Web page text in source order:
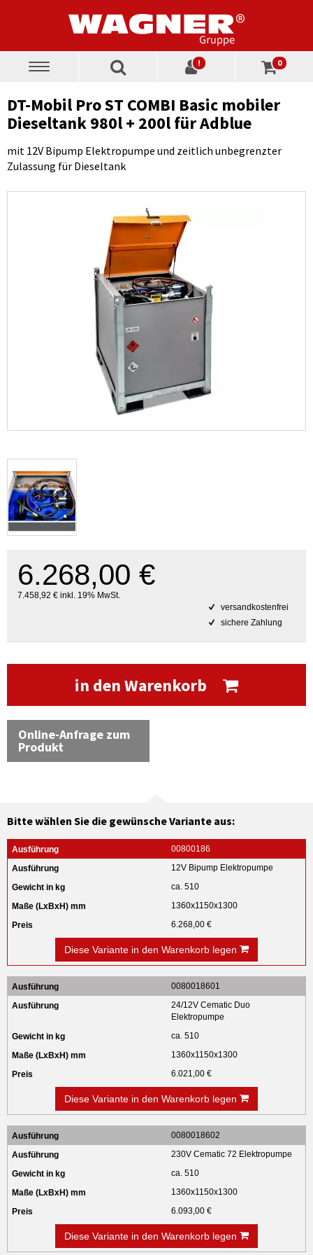
Toggle
! 0
DT-Mobil Pro ST COMBI Basic mobiler
Dieseltank 980l + 200l für Adblue
mit 12V Bipump Elektropumpe und zeitlich unbegrenzter
Zulassung für Dieseltank
6.268,00 €
7.458,92 € inkl. 19% MwSt.
versandkostenfrei
sichere Zahlung
in den Warenkorb
Online-Anfrage zum
Produkt
Bitte wählen Sie die gewünsche Variante aus:
00800186
12V Bipump Elektropumpe
ca. 510
1360x1150x1300
6.268,00 €
Diese Variante in den Warenkorb legen
0080018601
24/12V Cematic Duo
Elektropumpe
ca. 510
1360x1150x1300
6.021,00 €
Diese Variante in den Warenkorb legen
0080018602
230V Cematic 72 Elektropumpe
ca. 510
1360x1150x1300
6.093,00 €
Diese Variante in den Warenkorb legen